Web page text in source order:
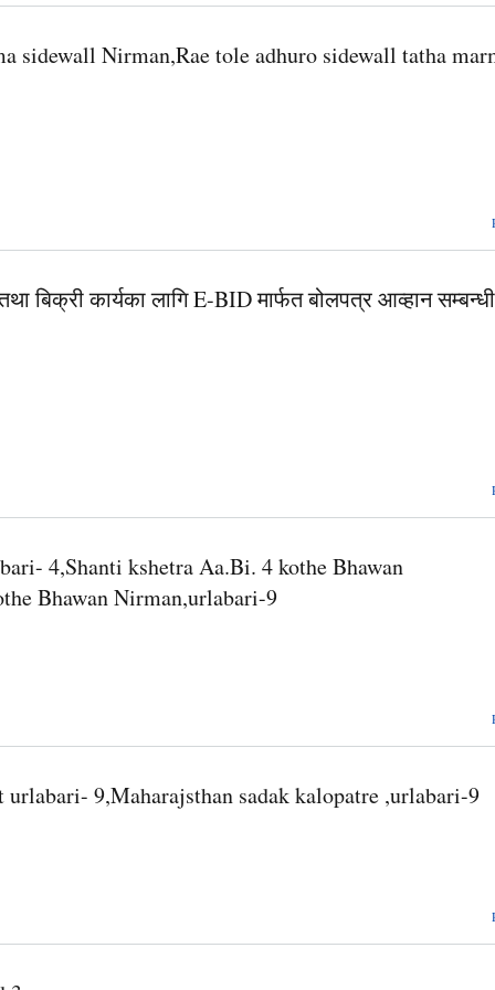
sidewall Nirman,Rae tole adhuro sidewall tatha
बिक्री कार्यका लागि E-BID मार्फत बोलपत्र आव्हान
4,Shanti kshetra Aa.Bi. 4 kothe Bhawan
Bhawan Nirman,urlabari-9
urlabari- 9,Maharajsthan sadak kalopatre ,urlabari-9